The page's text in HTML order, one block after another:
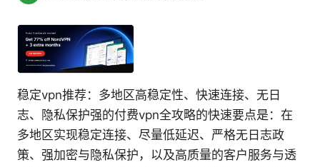
稳定vpn推荐：多地区高稳定性、快速连接、无日
志、隐私保护强的付费vpn全攻略的快速要点是：在
多地区实现稳定连接、尽量低延迟、严格无日志政
策、强加密与隐私保护，以及高质量的客户服务与透